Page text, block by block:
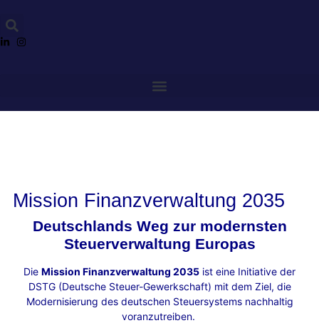
Mission Finanzverwaltung 2035
Deutschlands Weg zur modernsten
Steuerverwaltung Europas
Die Mission Finanzverwaltung 2035 ist eine Initiative der
DSTG (Deutsche Steuer-Gewerkschaft) mit dem Ziel, die
Modernisierung des deutschen Steuersystems nachhaltig
voranzutreiben.